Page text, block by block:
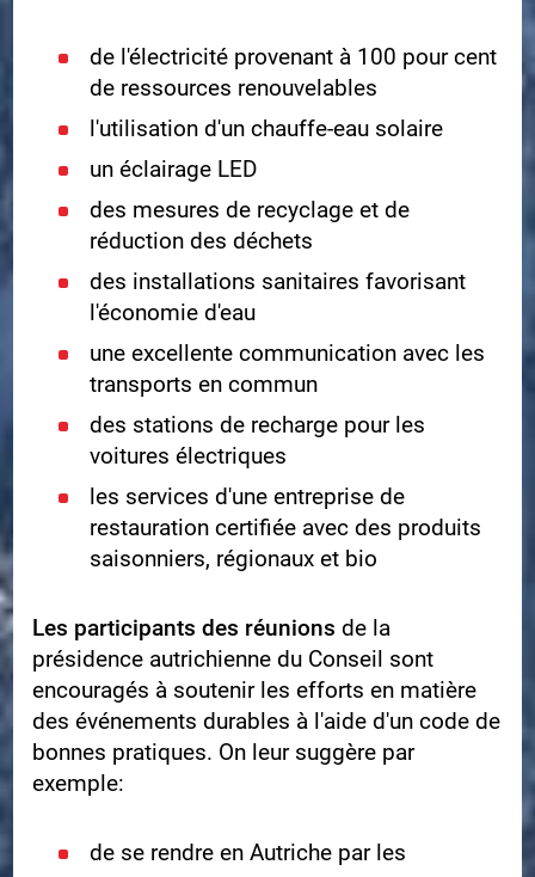
de l'électricité provenant à 100 pour cent
de ressources renouvelables
l'utilisation d'un chauffe-eau solaire
un éclairage LED
des mesures de recyclage et de
réduction des déchets
des installations sanitaires favorisant
l'économie d'eau
une excellente communication avec les
transports en commun
des stations de recharge pour les
voitures électriques
les services d'une entreprise de
restauration certifiée avec des produits
saisonniers, régionaux et bio
Les participants des réunions de la
présidence autrichienne du Conseil sont
encouragés à soutenir les efforts en matière
des événements durables à l'aide d'un code de
bonnes pratiques. On leur suggère par
exemple:
de se rendre en Autriche par les